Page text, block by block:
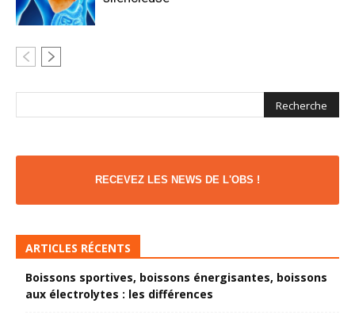
RECEVEZ LES NEWS DE L'OBS !
ARTICLES RÉCENTS
Boissons sportives, boissons énergisantes, boissons
aux électrolytes : les différences